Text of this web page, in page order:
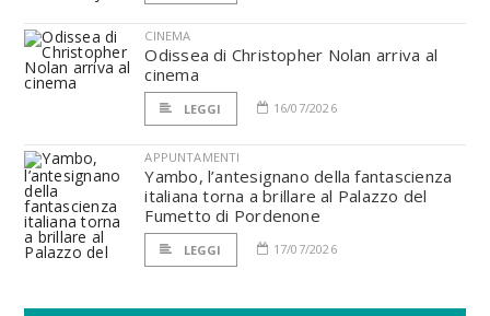
CINEMA
Odissea di Christopher Nolan arriva al
cinema
LEGGI 16/07/2026
APPUNTAMENTI
Yambo, l’antesignano della fantascienza
italiana torna a brillare al Palazzo del
Fumetto di Pordenone
LEGGI 17/07/2026